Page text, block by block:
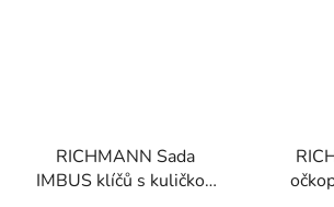
RICHMANN Sada
IMBUS klíčů s kuličkou